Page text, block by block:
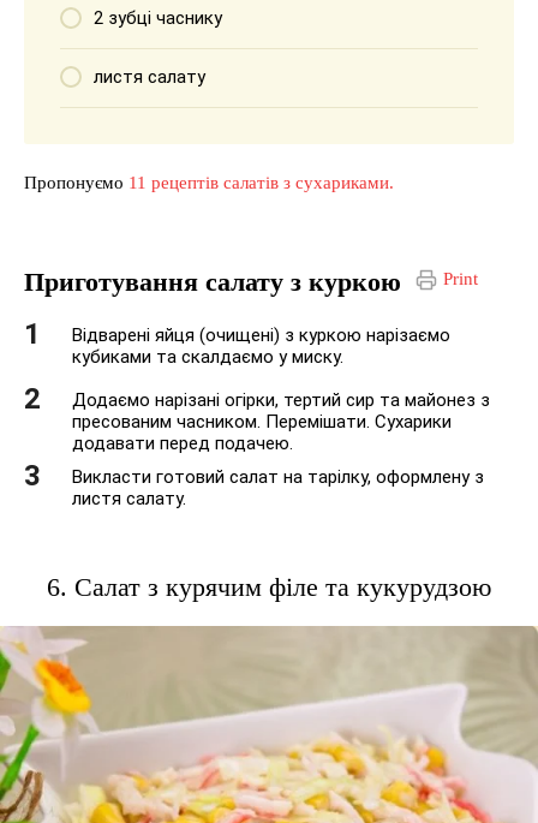
2 зубці часнику
листя салату
Пропонуємо 11 рецептів салатів з сухариками.
Print
Приготування салату з куркою
Відварені яйця (очищені) з куркою нарізаємо
кубиками та скалдаємо у миску.
Додаємо нарізані огірки, тертий сир та майонез з
пресованим часником. Перемішати. Сухарики
додавати перед подачею.
Викласти готовий салат на тарілку, оформлену з
листя салату.
6. Салат з курячим філе та кукурудзою